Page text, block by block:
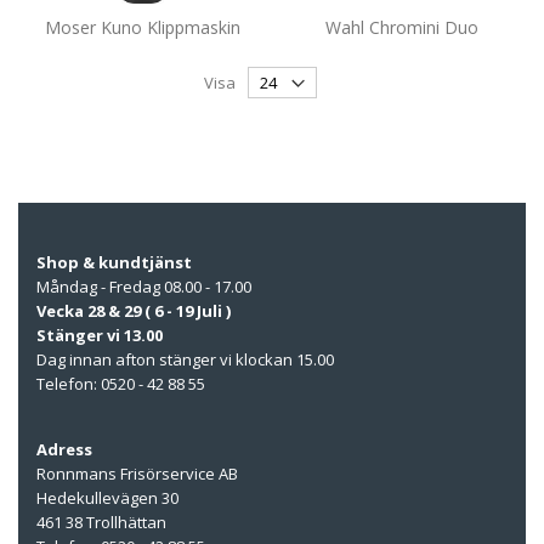
Moser Kuno Klippmaskin Wahl Chromini Duo
Visa
Shop & kundtjänst
Måndag - Fredag 08.00 - 17.00
Vecka 28 & 29 ( 6 - 19 Juli )
Stänger vi 13.00
Dag innan afton stänger vi klockan 15.00
Telefon: 0520 - 42 88 55
Adress
Ronnmans Frisörservice AB
Hedekullevägen 30
461 38 Trollhättan